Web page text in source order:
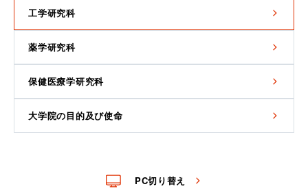
工学研究科
薬学研究科
保健医療学研究科
大学院の目的及び使命
PC切り替え